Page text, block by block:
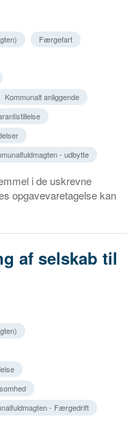
Færgefart
Kommunalt anliggende
- udbytte
i de uskrevne
opgavevaretagelse kan
af selskab til
- Færgedrift